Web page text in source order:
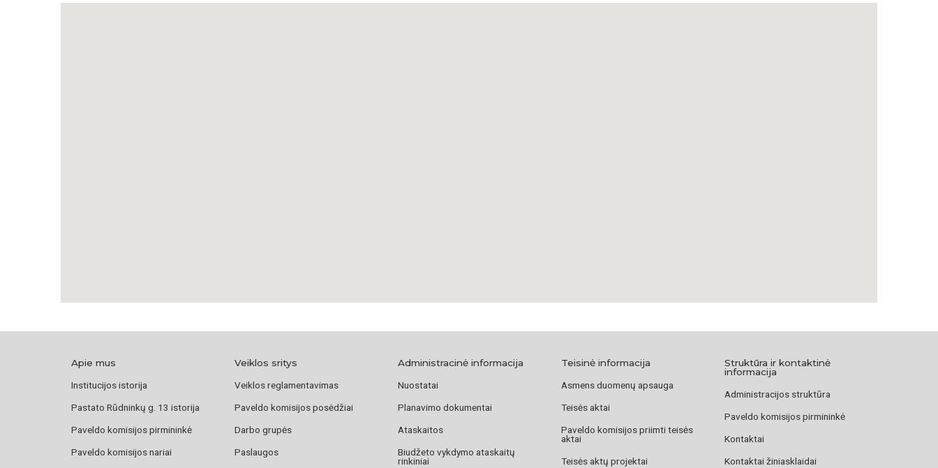
Apie mus
Institucijos istorija
Pastato Rūdninkų g. 13 istorija
Paveldo komisijos pirmininkė
Paveldo komisijos nariai
Veiklos sritys
Veiklos reglamentavimas
Paveldo komisijos posėdžiai
Darbo grupės
Paslaugos
Administracinė informacija
Nuostatai
Planavimo dokumentai
Ataskaitos
Biudžeto vykdymo ataskaitų
rinkiniai
Teisinė informacija
Asmens duomenų apsauga
Teisės aktai
Paveldo komisijos priimti teisės
aktai
Teisės aktų projektai
Struktūra ir kontaktinė
informacija
Administracijos struktūra
Paveldo komisijos pirmininkė
Kontaktai
Kontaktai žiniasklaidai